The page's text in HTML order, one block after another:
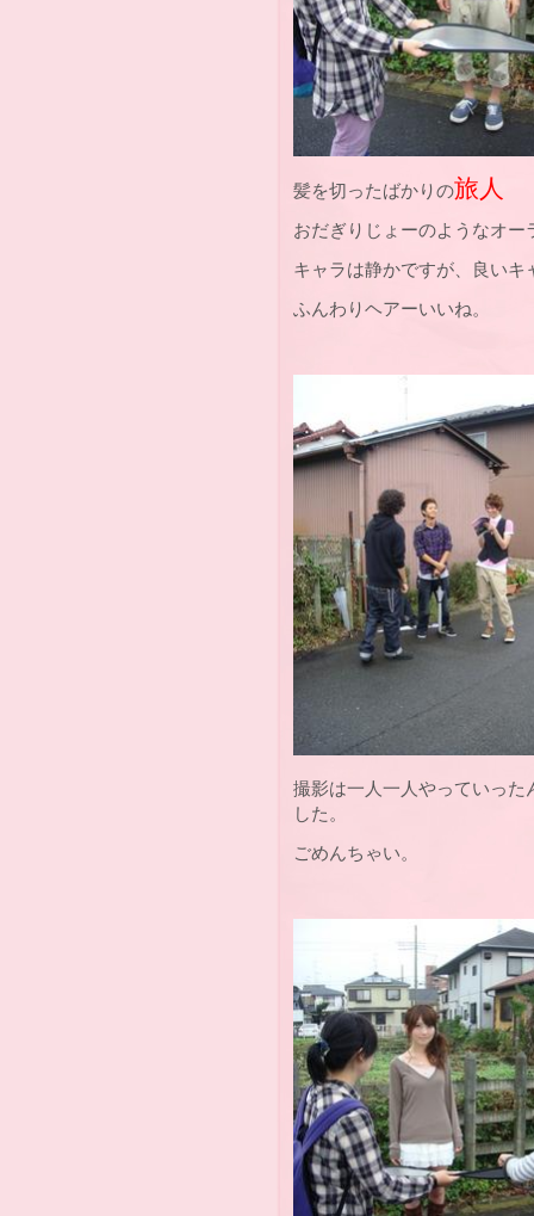
髪を切ったばかりの旅人
おだぎりじょーのようなオー
キャラは静かですが、良いキ
ふんわりヘアーいいね。
撮影は一人一人やっていっ
した。
ごめんちゃい。